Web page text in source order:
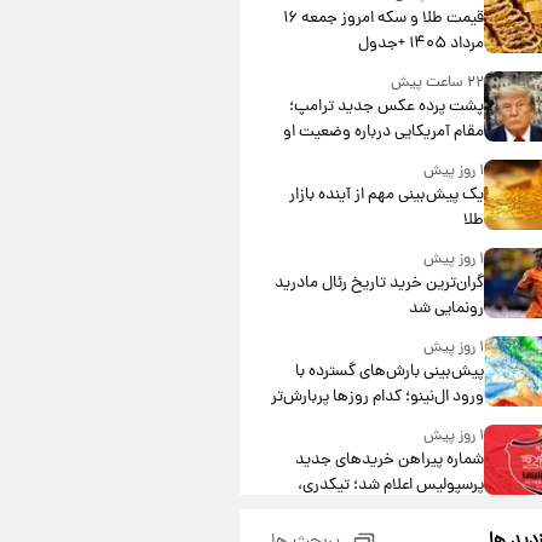
قیمت طلا و سکه امروز جمعه ۱۶
مرداد ۱۴۰۵ +جدول
۲۲ ساعت پیش
پشت پرده عکس جدید ترامپ؛
مقام آمریکایی درباره وضعیت او
چه گفت؟
۱ روز پیش
یک پیش‌بینی مهم از آینده بازار
طلا
۱ روز پیش
گران‌ترین خرید تاریخ رئال مادرید
رونمایی شد
۱ روز پیش
پیش‌بینی بارش‌های گسترده با
ورود ال‌نینو؛ کدام روزها پربارش‌تر
خواهند بود؟
۱ روز پیش
شماره پیراهن خریدهای جدید
پرسپولیس اعلام شد؛ تیکدری،